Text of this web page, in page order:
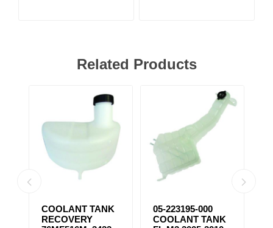
Related Products
COOLANT TANK
RECOVERY
05-223195-000
COOLANT TANK